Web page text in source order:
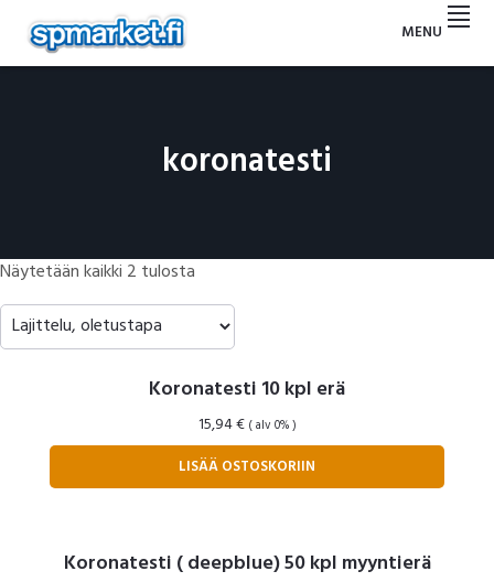
ensisijaiseen
valikkoon
pääsisältöön
ensisijaiseen
sivupalkkiin
alatunnisteeseen
SP
MENU
koronatesti
Näytetään kaikki 2 tulosta
Koronatesti 10 kpl erä
15,94€ ( alv 0% )
LISÄÄ OSTOSKORIIN
Koronatesti ( deepblue) 50 kpl myyntierä